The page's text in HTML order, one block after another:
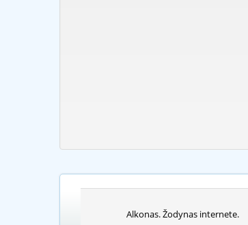
Alkonas. Žodynas internete.